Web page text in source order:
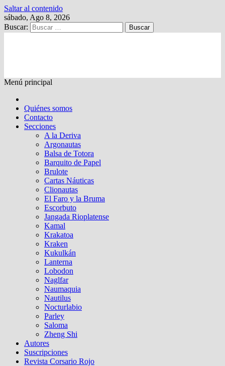
Saltar al contenido
sábado, Ago 8, 2026
Buscar:
Menú principal
Quiénes somos
Contacto
Secciones
A la Deriva
Argonautas
Balsa de Totora
Barquito de Papel
Brulote
Cartas Náuticas
Clionautas
El Faro y la Bruma
Escorbuto
Jangada Rioplatense
Kamal
Krakatoa
Kraken
Kukulkán
Lanterna
Lobodon
Naglfar
Naumaquia
Nautilus
Nocturlabio
Parley
Saloma
Zheng Shi
Autores
Suscripciones
Revista Corsario Rojo